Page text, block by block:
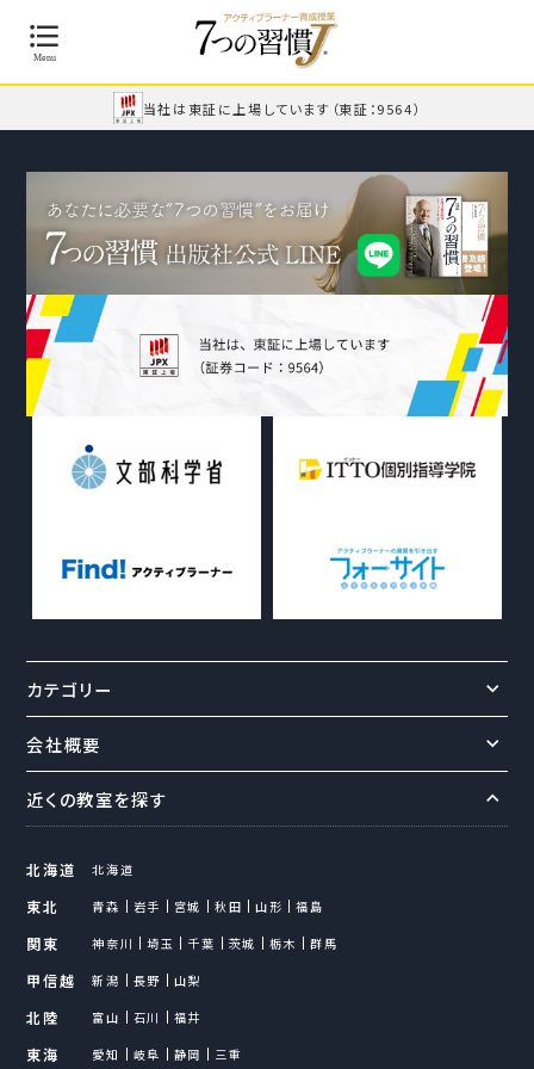
当社は東証に上場しています （東証：9564）
カテゴリー
会社概要
近くの教室を探す
北海道 北海道
東北 青森 岩手 宮城 秋田 山形 福島
関東 神奈川 埼玉 千葉 茨城 栃木 群馬
甲信越 新潟 長野 山梨
北陸 富山 石川 福井
東海 愛知 岐阜 静岡 三重